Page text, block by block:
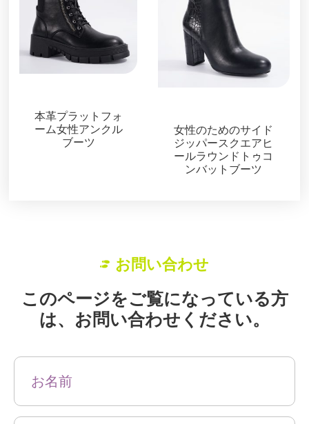
本革プラットフォ
ーム女性アンクル
ブーツ
女性のためのサイド
ジッパースクエアヒ
ールラウンドトゥコ
ンバットブーツ
お問い合わせ
このページをご覧になっている方
は、お問い合わせください。